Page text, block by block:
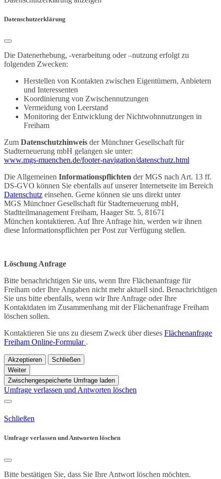
Datenschutzerklärung
Die Datenerhebung, -verarbeitung oder –nutzung erfolgt zu
folgenden Zwecken:
Herstellen von Kontakten zwischen Eigentümern, Anbietern
und Interessenten
Koordinierung von Zwischennutzungen
Vermeidung von Leerstand
Monitoring der Entwicklung der Nichtwohnnutzungen in
Freiham
Zum Datenschutzhinweis der Münchner Gesellschaft für
Stadterneuerung mbH gelangen sie unter:
www.mgs-muenchen.de/footer-navigation/datenschutz.html
Die Allgemeinen Informationspflichten der MGS nach Art. 13 ff.
DS-GVO können Sie ebenfalls auf unserer Internetseite im Bereich
Datenschutz einsehen. Gerne können sie uns direkt unter
MGS Münchner Gesellschaft für Stadterneuerung mbH,
Stadtteilmanagement Freiham, Haager Str. 5, 81671
München kontaktieren. Auf Ihre Anfrage hin, werden wir ihnen
diese Informationspflichten per Post zur Verfügung stellen.
Löschung Anfrage
Bitte benachrichtigen Sie uns, wenn Ihre Flächenanfrage für
Freiham oder Ihre Angaben nicht mehr aktuell sind. Benachrichtigen
Sie uns bitte ebenfalls, wenn wir Ihre Anfrage oder Ihre
Kontaktdaten im Zusammenhang mit der Flächenanfrage Freiham
löschen sollen.
Kontaktieren Sie uns zu diesem Zweck über dieses Flächenanfrage
Freiham Online-Formular .
Akzeptieren
Schließen
Weiter
Zwischengespeicherte Umfrage laden
Umfrage verlassen und Antworten löschen
Schließen
Umfrage verlassen und Antworten löschen
Bitte bestätigen Sie, dass Sie Ihre Antwort löschen möchten.